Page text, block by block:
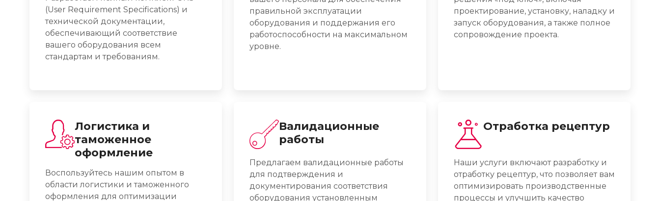
(User Requirement Specifications) и
технической документации,
обеспечивающий соответствие
вашего оборудования всем
стандартам и требованиям.
правильной эксплуатации
оборудования и поддержания его
работоспособности на максимальном
уровне.
проектирование, установку, наладку и
запуск оборудования, а также полное
сопровождение проекта.
Логистика и
таможенное
оформление
Воспользуйтесь нашим опытом в
области логистики и таможенного
оформления для оптимизации
Валидационные
работы
Предлагаем валидационные работы
для подтверждения и
документирования соответствия
оборудования установленным
Отработка рецептур
Наши услуги включают разработку и
отработку рецептур, что позволяет вам
оптимизировать производственные
процессы и улучшить качество